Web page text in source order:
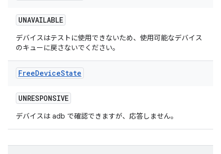
UNAVAILABLE
デバイスはテストに使用できないため、使用可能なデバイス
のキューに戻さないでください。
FreeDeviceState
UNRESPONSIVE
デバイスは adb で確認できますが、応答しません。